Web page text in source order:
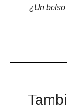
¿Un bolso